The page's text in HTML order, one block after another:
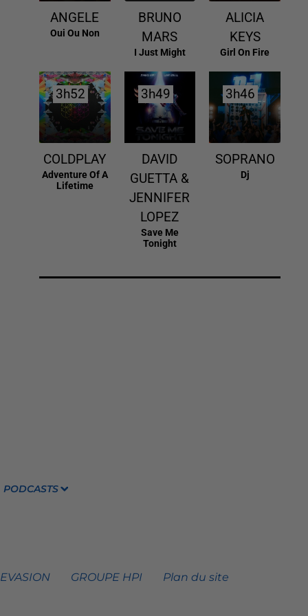
ANGELE
Oui Ou Non
BRUNO
MARS
I Just Might
ALICIA
KEYS
Girl On Fire
3h52
3h52
COLDPLAY
Adventure Of A
Lifetime
3h49
3h49
DAVID
GUETTA &
JENNIFER
LOPEZ
Save Me
Tonight
3h46
3h46
SOPRANO
Dj
PODCASTS
GROUPE HPI Plan du site